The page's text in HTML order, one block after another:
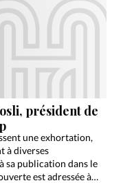
président de
une exhortation,
à diverses
sa publication dans le
est adressée à